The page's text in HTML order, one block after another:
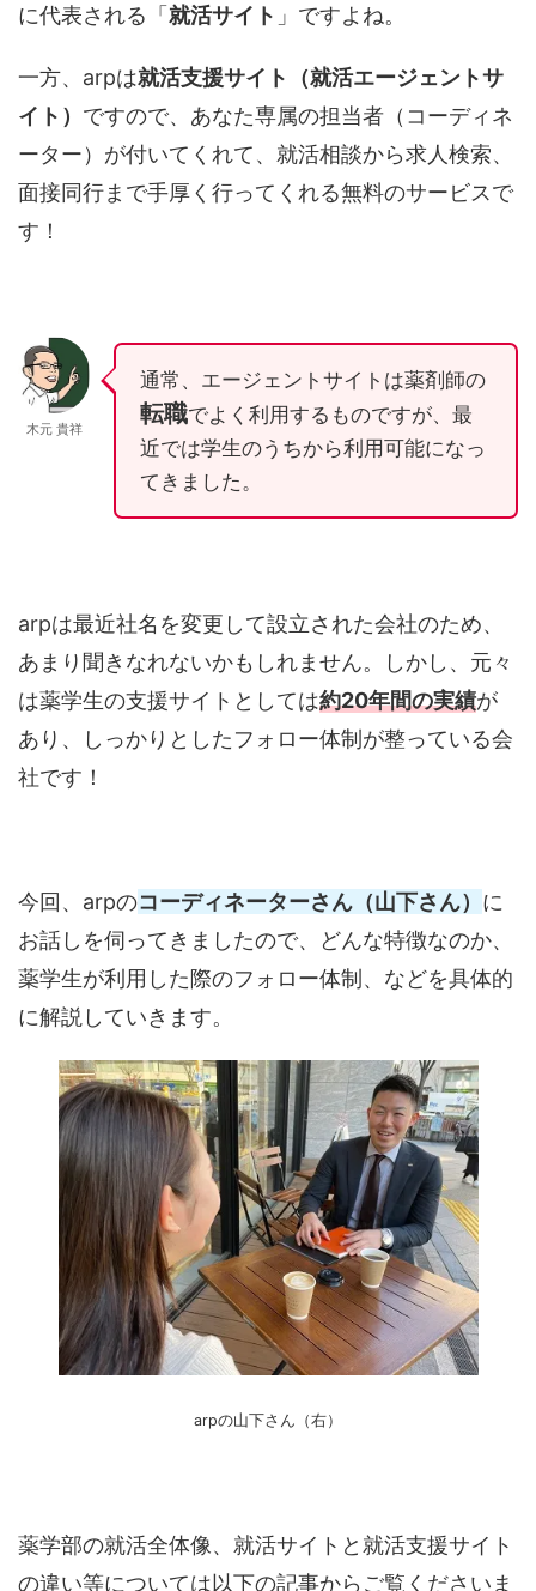
に代表される「就活サイト 」ですよね。
一方、arpは就活支援サイト（就活エージェントサ
イト） ですので、あなた専属の担当者（コーディネ
ーター）が付いてくれて、就活相談から求人検索、
面接同行まで手厚く行ってくれる無料のサービスで
す！
木元 貴祥
通常、エージェントサイトは薬剤師の
転職でよく利用するものですが、最
近では学生のうちから利用可能になっ
てきました。
arpは最近社名を変更して設立された会社のため、
あまり聞きなれないかもしれません。しかし、元々
は薬学生の支援サイトとしては約20年間の実績が
あり、しっかりとしたフォロー体制が整っている会
社です！
今回、arpのコーディネーターさん（山下さん） に
お話しを伺ってきましたので、どんな特徴なのか、
薬学生が利用した際のフォロー体制、などを具体的
に解説していきます。
arpの山下さん（右）
薬学部の就活全体像、就活サイトと就活支援サイト
の違い等については以下の記事からご覧くださいま